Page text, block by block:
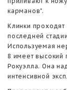
карманов".
Клинки проходят
последней
Используемая
8 имеет высокий
Рокуэлла. Она
интенсивной